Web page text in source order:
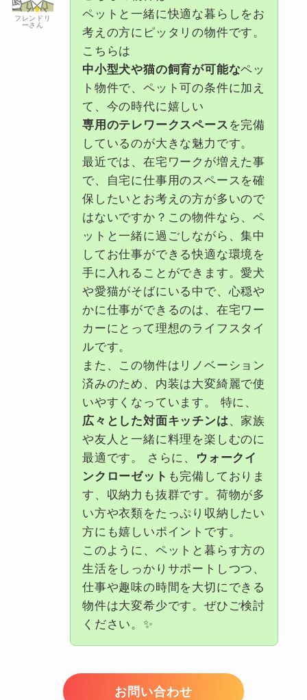
フレンドリ
ーさん
ペットと一緒に快適な暮らしをお
考えの方にピッタリの物件です。
こちらは
中小型犬や猫の飼育が可能なペッ
ト物件で、ペット可の条件に加え
て、今の時代に嬉しい
専用のテレワークスペース を完備
しているのが大きな魅力です。
最近では、在宅ワークが増えた事
で、自宅に仕事用のスペースを確
保したいとお考えの方が多いので
はないですか？この物件なら、ペ
ットと一緒に過ごしながら、集中
してお仕事ができる快適な環境を
手に入れることができます。愛犬
や愛猫がそばにいる中で、心穏や
かに仕事ができるのは、在宅ワー
カーにとって理想のライフスタイ
ルです。
また、この物件はリノベーション
済みのため、内装は大変綺麗で使
いやすくなっています。 特に、
広々とした対面キッチンは、家族
や友人と一緒に料理を楽しむのに
最適です。 さらに、
ウォークイ
ンクローゼット も完備しておりま
す、収納力も抜群です。荷物が多
い方や衣類をたっぷり収納したい
方にも嬉しいポイントです。
このように、ペットと暮らす方の
生活をしっかりサポートしつつ、
仕事や趣味の時間を大切にできる
物件は大変希少です。ぜひご検討
ください。✨
お問い合わせ